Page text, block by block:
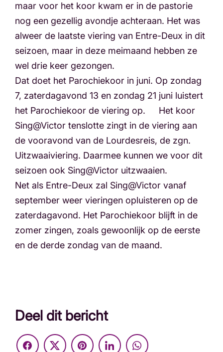
maar voor het koor kwam er in de pastorie
nog een gezellig avondje achteraan. Het was
alweer de laatste viering van Entre-Deux in dit
seizoen, maar in deze meimaand hebben ze
wel drie keer gezongen.
Dat doet het Parochiekoor in juni. Op zondag
7, zaterdagavond 13 en zondag 21 juni luistert
het Parochiekoor de viering op. Het koor
Sing@Victor tenslotte zingt in de viering aan
de vooravond van de Lourdesreis, de zgn.
Uitzwaaiviering. Daarmee kunnen we voor dit
seizoen ook Sing@Victor uitzwaaien.
Net als Entre-Deux zal Sing@Victor vanaf
september weer vieringen opluisteren op de
zaterdagavond. Het Parochiekoor blijft in de
zomer zingen, zoals gewoonlijk op de eerste
en de derde zondag van de maand.
Deel dit bericht